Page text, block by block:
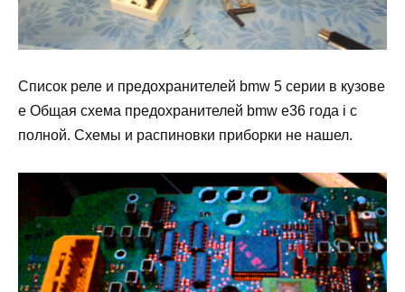
Список реле и предохранителей bmw 5 серии в кузове
e Общая схема предохранителей bmw e36 года i с
полной. Схемы и распиновки приборки не нашел.